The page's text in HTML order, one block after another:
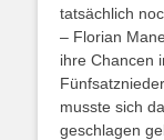
tatsächlich
– Florian
ihre Chancen
musste sich
geschlagen